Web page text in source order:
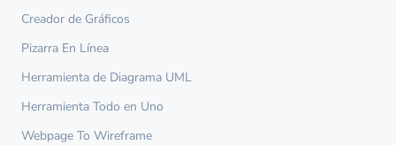
Creador de Gráficos
Pizarra En Línea
Herramienta de Diagrama UML
Herramienta Todo en Uno
Webpage To Wireframe